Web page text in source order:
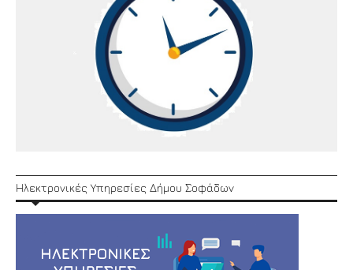
Ηλεκτρονικές Υπηρεσίες Δήμου Σοφάδων